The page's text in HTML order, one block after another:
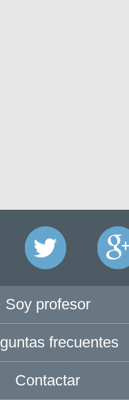
Soy profesor
frecuentes
Contactar